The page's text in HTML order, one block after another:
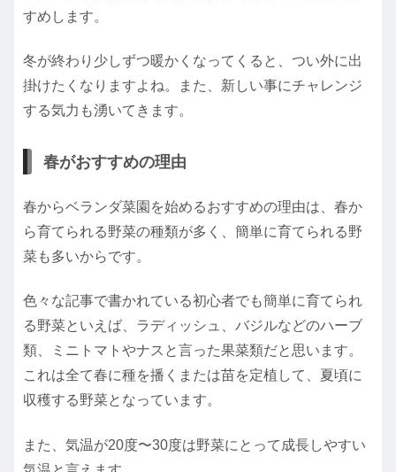
すめします。
冬が終わり少しずつ暖かくなってくると、つい外に出
掛けたくなりますよね。また、新しい事にチャレンジ
する気力も湧いてきます。
春がおすすめの理由
春からベランダ菜園を始めるおすすめの理由は、春か
ら育てられる野菜の種類が多く、簡単に育てられる野
菜も多いからです。
色々な記事で書かれている初心者でも簡単に育てられ
る野菜といえば、ラディッシュ、バジルなどのハーブ
類、ミニトマトやナスと言った果菜類だと思います。
これは全て春に種を播くまたは苗を定植して、夏頃に
収穫する野菜となっています。
また、気温が20度〜30度は野菜にとって成長しやすい